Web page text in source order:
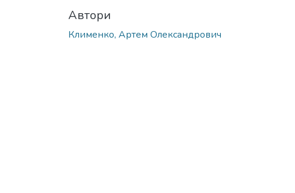
Автори
Клименко, Артем Олександрович